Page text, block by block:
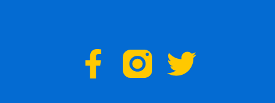
F
T